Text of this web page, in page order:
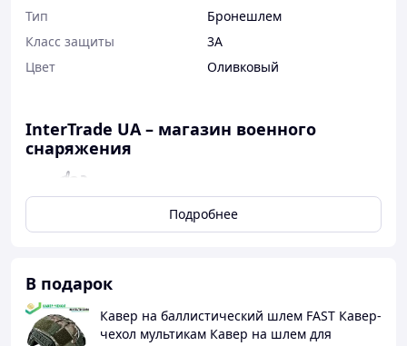
Тип
Бронешлем
Класс защиты
3А
Цвет
Оливковый
InterTrade UA – магазин военного
снаряжения
☝Здесь клиенты становятся
постоянными
👍Качественный товар
💲Оплата при получении
👉Есть возврат, обмен
Подробнее
В подарок
Кавер на баллистический шлем FAST Кавер-
чехол мультикам Кавер на шлем для